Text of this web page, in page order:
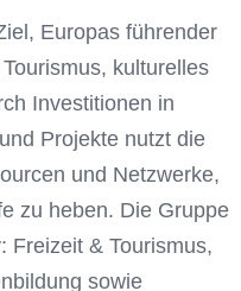
Europas führender
kulturelles
Investitionen in
Projekte nutzt die
und Netzwerke,
zu heben. Die Gruppe
Freizeit & Tourismus,
sowie